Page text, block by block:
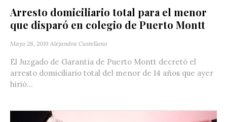
Arresto domiciliario total para el menor
que disparó en colegio de Puerto Montt
Mayo 28, 2019 Alejandra Castellano
El Juzgado de Garantía de Puerto Montt decretó el
arresto domiciliario total del menor de 14 años que ayer
hirió...